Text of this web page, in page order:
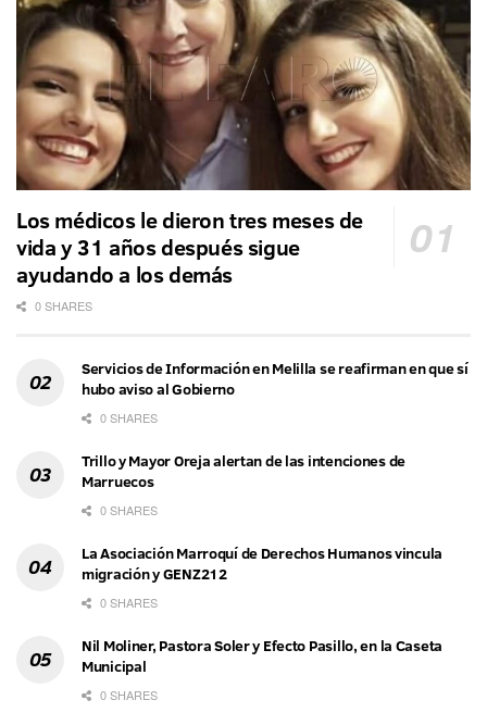
Los médicos le dieron tres meses de
vida y 31 años después sigue
ayudando a los demás
0 SHARES
Servicios de Información en Melilla se reafirman en que sí
hubo aviso al Gobierno
0 SHARES
Trillo y Mayor Oreja alertan de las intenciones de
Marruecos
0 SHARES
La Asociación Marroquí de Derechos Humanos vincula
migración y GENZ212
0 SHARES
Nil Moliner, Pastora Soler y Efecto Pasillo, en la Caseta
Municipal
0 SHARES